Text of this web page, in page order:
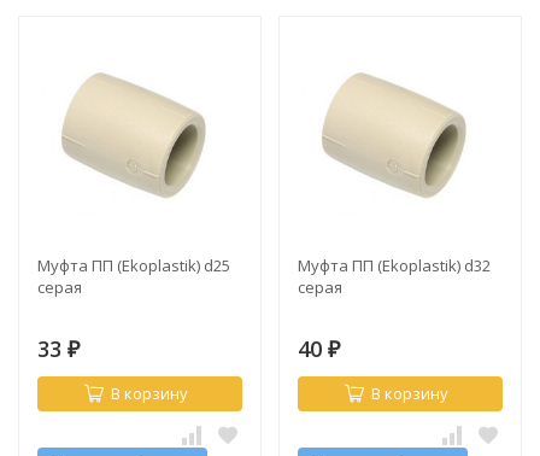
Муфта ПП (Ekoplastik) d25
серая
33 ₽
В корзину
Муфта ПП (Ekoplastik) d32
серая
40 ₽
В корзину